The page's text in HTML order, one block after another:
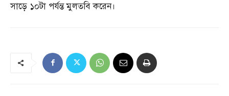
সাড়ে ১০টা পর্যন্ত মুলতবি করেন।